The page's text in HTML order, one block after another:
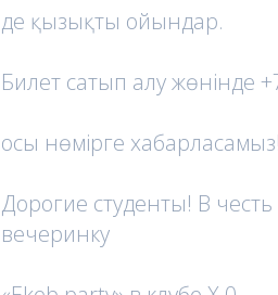
де қызықты ойындар.
Билет сатып алу жөнінде
осы нөмірге хабарласамыз!
Дорогие студенты! В
вечеринку